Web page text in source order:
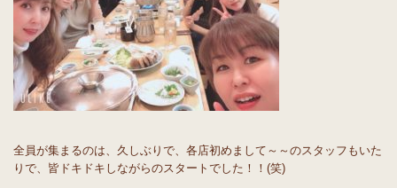
全員が集まるのは、久しぶりで、各店初めまして～～のスタッフもいた
りで、皆ドキドキしながらのスタートでした！！(笑)